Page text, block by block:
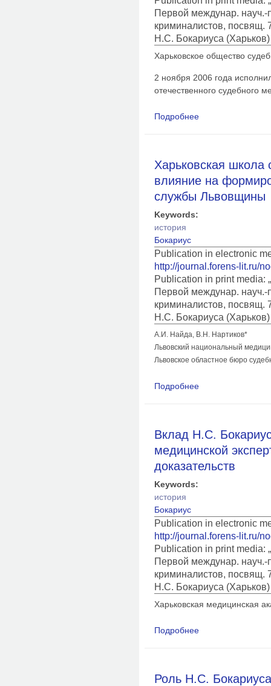
Первой междунар. науч.-
криминалистов, посвящ.
Н.С. Бокариуса (Харьков)
Харьковское общество
2 ноября 2006 года
отечественного судебного
Подробнее
Харьковская школа
влияние на
службы Львовщины
Keywords:
история
Бокариус
Publication in electronic
http://journal.forens-lit.ru/
Publication in print media:
Первой междунар. науч.-
криминалистов, посвящ.
Н.С. Бокариуса (Харьков)
А.И. Найда, В.Н. Нартиков*
Львовский национальный
Львовское областное бюро
Подробнее
Вклад Н.С.
медицинской
доказательств
Keywords:
история
Бокариус
Publication in electronic
http://journal.forens-lit.ru/
Publication in print media:
Первой междунар. науч.-
криминалистов, посвящ.
Н.С. Бокариуса (Харьков)
Харьковская медицинская
Подробнее
Роль Н.С.